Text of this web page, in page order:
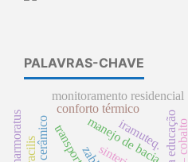
PALAVRAS-CHAVE
manejo de bacia
monitoramento residencial
transportes iramuteq.
conforto térmico